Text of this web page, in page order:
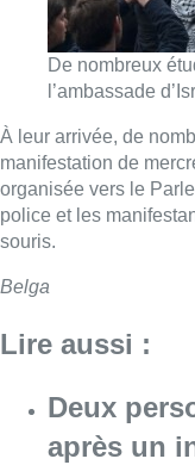
De nombreux
l’ambassade
À leur arrivée, de
manifestation de
organisée vers le
police et les
souris.
Belga
Lire aussi :
Deux
après un